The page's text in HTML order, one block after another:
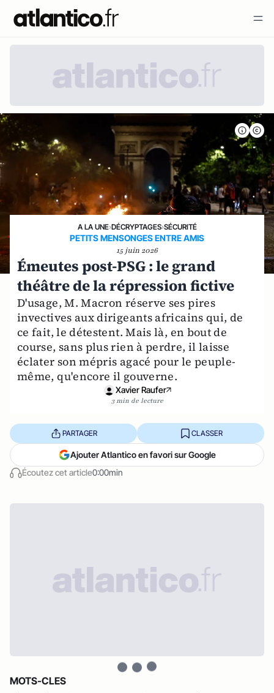
A LA UNE›DÉCRYPTAGES›SÉCURITÉ
PETITS MENSONGES ENTRE AMIS
15 juin 2026
Émeutes post-PSG : le grand
théâtre de la répression fictive
D'usage, M. Macron réserve ses pires
invectives aux dirigeants africains qui, de
ce fait, le dé­testent. Mais là, en bout de
course, sans plus rien à perdre, il laisse
éclater son mépris agacé pour le peuple-
même, qu'encore il gouverne.
Xavier Raufer
3 min de lecture
Écoutez cet article0:00min
PARTAGER CLASSER
Ajouter Atlantico en favori sur Google
MOTS-CLES